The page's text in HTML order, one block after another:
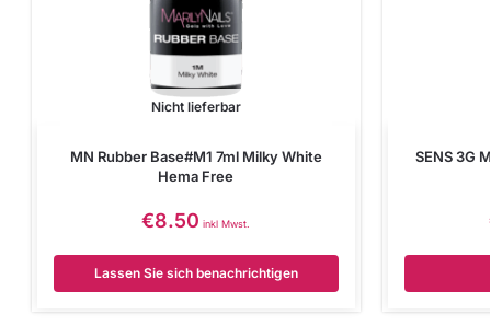
Nicht lieferbar
MN Rubber Base#M1 7ml Milky White
Hema Free
€8.50 inkl Mwst.
Lassen Sie sich benachrichtigen
SENS 3G